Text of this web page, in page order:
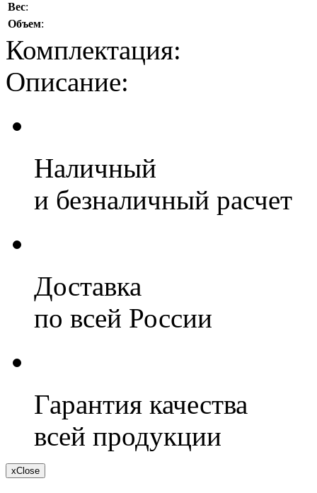
Вес:
Объем:
Комплектация:
Описание:
Наличный
и безналичный расчет
Доставка
по всей России
Гарантия качества
всей продукции
хClose